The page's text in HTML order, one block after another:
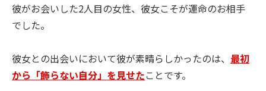
彼がお会いした2人目の女性、彼女こそが運命のお相手
でした。
彼女との出会いにおいて彼が素晴らしかったのは、 最初
から「飾らない自分」を見せたことです。